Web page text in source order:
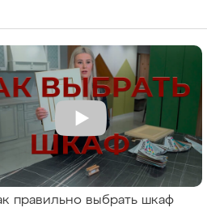
правильно выбрать шкаф